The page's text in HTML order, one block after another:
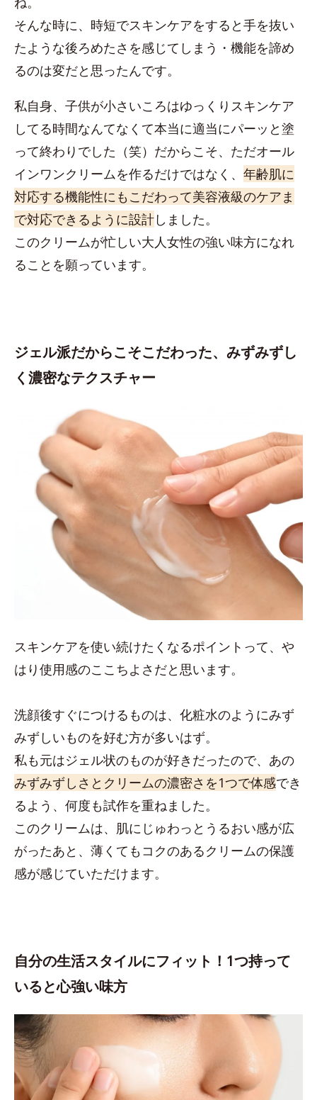
そんな時に、時短でスキンケアをすると手を抜い
たような後ろめたさを感じてしまう・機能を諦め
るのは変だと思ったんです。
私自身、子供が小さいころはゆっくりスキンケア
してる時間なんてなくて本当に適当にパーッと塗
って終わりでした（笑）だからこそ、ただオール
インワンクリームを作るだけではなく、 年齢肌に
対応する機能性にもこだわって美容液級のケアま
で対応できるように設計しました。
このクリームが忙しい大人女性の強い味方になれ
ることを願っています。
ジェル派だからこそこだわった、みずみずし
く濃密なテクスチャー
スキンケアを使い続けたくなるポイントって、や
はり使用感のここちよさだと思います。
洗顔後すぐにつけるものは、化粧水のようにみず
みずしいものを好む方が多いはず。
私も元はジェル状のものが好きだったので、あの
みずみずしさとクリームの濃密さを1つで体感でき
るよう、何度も試作を重ねました。
このクリームは、肌にじゅわっとうるおい感が広
がったあと、薄くてもコクのあるクリームの保護
感が感じていただけます。
自分の生活スタイルにフィット！1つ持って
いると心強い味方